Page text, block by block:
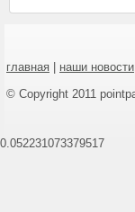
главная наши новости
© Copyright 2011
0.052231073379517